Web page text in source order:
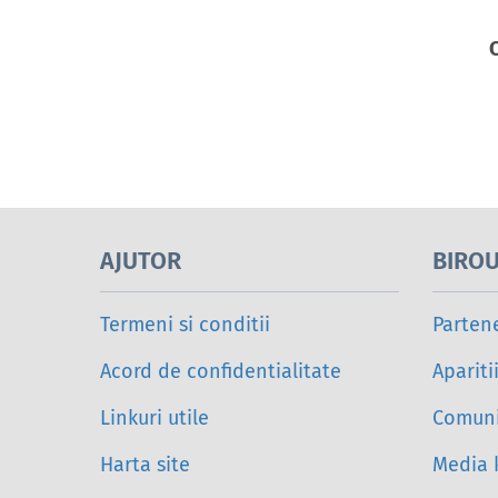
AJUTOR
Termeni si conditii
Acord de confidentialitate
Linkuri utile
Harta site
Media